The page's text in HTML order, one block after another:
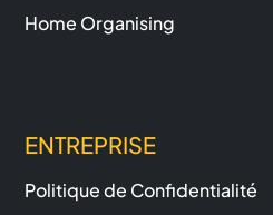
Home Organising
ENTREPRISE
Politique de Confidentialité